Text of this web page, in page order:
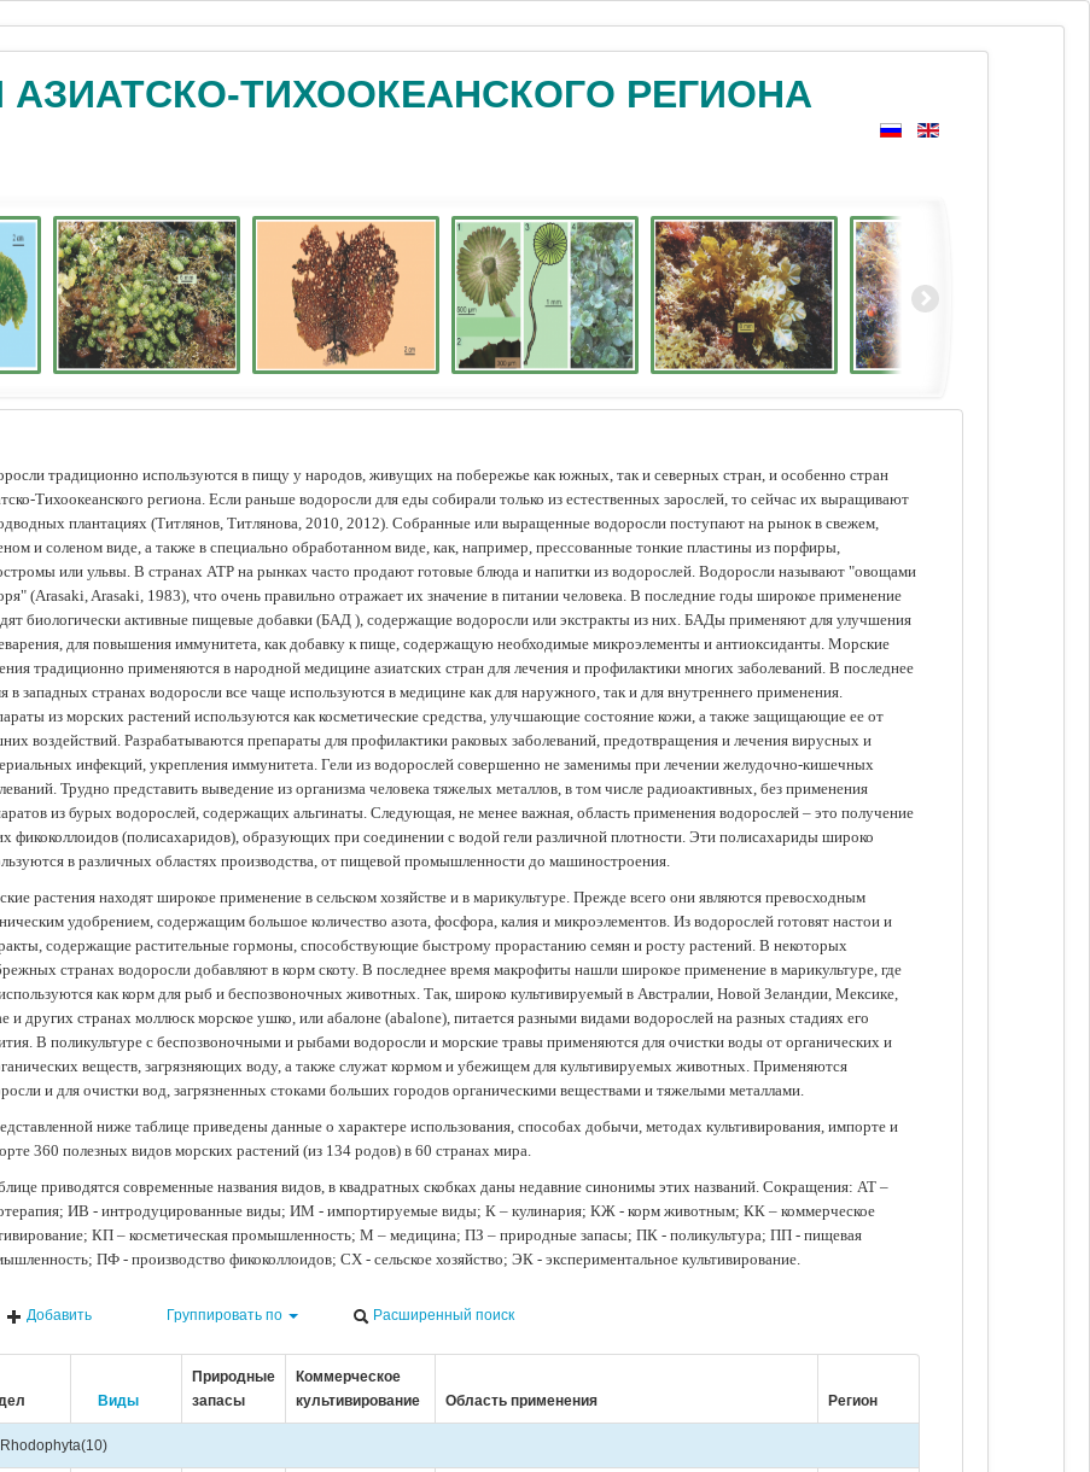
АЗИАТСКО-ТИХООКЕАНСКОГО РЕГИОНА
традиционно используются в пищу у народов, живущих на побережье как южных, так и северных стран, и особенно стран
Тихоокеанского региона. Если раньше водоросли для еды собирали только из естественных зарослей, то сейчас их выращивают
плантациях (Tитлянов, Титлянова, 2010, 2012). Собранные или выращенные водоросли поступают на рынок в свежем,
и соленом виде, а также в специально обработанном виде, как, например, прессованные тонкие пластины из порфиры,
или ульвы. В странах АТР на рынках часто продают готовые блюда и напитки из водорослей. Водоросли называют "овощами
(Arasaki, Arasaki, 1983), что очень правильно отражает их значение в питании человека. В последние годы широкое применение
биологически активные пищевые добавки (БАД ), содержащие водоросли или экстракты из них. БАДы применяют для улучшения
для повышения иммунитета, как добавку к пище, содержащую необходимые микроэлементы и антиоксиданты. Морские
традиционно применяются в народной медицине азиатских стран для лечения и профилактики многих заболеваний. В последнее
в западных странах водоросли все чаще используются в медицине как для наружного, так и для внутреннего применения.
из морских растений используются как косметические средства, улучшающие состояние кожи, а также защищающие ее от
воздействий. Разрабатываются препараты для профилактики раковых заболеваний, предотвращения и лечения вирусных и
инфекций, укрепления иммунитета. Гели из водорослей совершенно не заменимы при лечении желудочно-кишечных
Трудно представить выведение из организма человека тяжелых металлов, в том числе радиоактивных, без применения
из бурых водорослей, содержащих альгинаты. Следующая, не менее важная, область применения водорослей – это получение
фикоколлоидов (полисахаридов), образующих при соединении с водой гели различной плотности. Эти полисахариды широко
в различных областях производства, от пищевой промышленности до машиностроения.
растения находят широкое применение в сельском хозяйстве и в марикультуре. Прежде всего они являются превосходным
удобрением, содержащим большое количество азота, фосфора, калия и микроэлементов. Из водорослей готовят настои и
содержащие растительные гормоны, способствующие быстрому прорастанию семян и росту растений. В некоторых
странах водоросли добавляют в корм скоту. В последнее время макрофиты нашли широкое применение в марикультуре, где
как корм для рыб и беспозвоночных животных. Так, широко культивируемый в Австралии, Новой Зеландии, Мексике,
и других странах моллюск морское ушко, или абалоне (abalone), питается разными видами водорослей на разных стадиях его
В поликультуре с беспозвоночными и рыбами водоросли и морские травы применяются для очистки воды от органических и
веществ, загрязняющих воду, а также служат кормом и убежищем для культивируемых животных. Применяются
и для очистки вод, загрязненных стоками больших городов органическими веществами и тяжелыми металлами.
ниже таблице приведены данные о характере использования, способах добычи, методах культивирования, импорте и
360 полезных видов морских растений (из 134 родов) в 60 странах мира.
приводятся современные названия видов, в квадратных скобках даны недавние синонимы этих названий. Сокращения: АТ –
ИВ - интродуцированные виды; ИМ - импортируемые виды; К – кулинария; КЖ - корм животным; КК – коммерческое
КП – косметическая промышленность; М – медицина; ПЗ – природные запасы; ПК - поликультура; ПП - пищевая
ПФ - производство фикоколлоидов; СХ - сельское хозяйство; ЭК - экспериментальное культивирование.
Добавить Группировать по Расширенный поиск
Виды
Природные
запасы
Коммерческое
культивирование
Область применения Регион
Rhodophyta(10)